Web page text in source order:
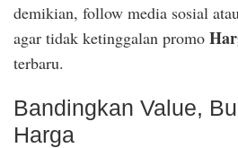
demikian, follow media sosial
agar tidak ketinggalan promo
terbaru.
Bandingkan Value,
Harga